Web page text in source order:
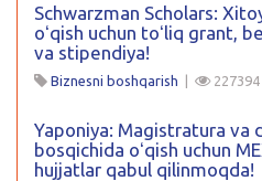
Schwarzman Scholars:
oʻqish uchun toʻliq grant,
va stipendiya!
Biznesni boshqarish | 227394
Yaponiya: Magistratura va
bosqichida oʻqish uchun
hujjatlar qabul qilinmoqda!